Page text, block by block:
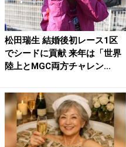
松田瑞生 結婚後初レース1区
でシードに貢献 来年は「世界
陸上とMGC両方チャレン...